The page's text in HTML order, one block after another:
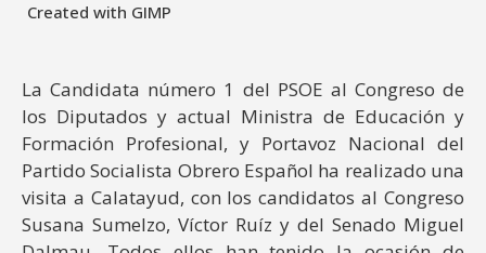
Created with GIMP
La Candidata número 1 del PSOE al Congreso de
los Diputados y actual Ministra de Educación y
Formación Profesional, y Portavoz Nacional del
Partido Socialista Obrero Español ha realizado una
visita a Calatayud, con los candidatos al Congreso
Susana Sumelzo, Víctor Ruíz y del Senado Miguel